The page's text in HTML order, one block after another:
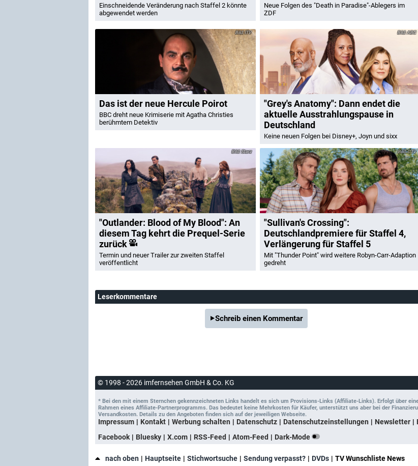
Einschneidende Veränderung nach Staffel 2 könnte
abgewendet werden
Neue Folgen des "Death in Paradise"-Ablegers im
ZDF
ITV
Das ist der neue Hercule Poirot
BBC dreht neue Krimiserie mit Agatha Christies
berühmtem Detektiv
ABC
"Grey's Anatomy": Dann endet die
aktuelle Ausstrahlungspause in
Deutschland
Keine neuen Folgen bei Disney+, Joyn und sixx
Starz
"Outlander: Blood of My Blood": An
diesem Tag kehrt die Prequel-Serie
zurück
Termin und neuer Trailer zur zweiten Staffel
veröffentlicht
CTV
"Sullivan's Crossing":
Deutschlandpremiere für Staffel 4,
Verlängerung für Staffel 5
Mit "Thunder Point" wird weitere Robyn-Carr-Adaption
gedreht
Leserkommentare
Schreib einen Kommentar
© 1998 - 2026 imfernsehen GmbH & Co. KG
* Bei den mit einem Sternchen gekennzeichneten Links handelt es sich um Provisions-Links (Affiliate-Links). Erfolgt über
Rahmen eines Affiliate-Partnerprogramms. Das bedeutet keine Mehrkosten für Käufer, unterstützt uns aber bei der
Versandkosten. Details zu den Angeboten finden sich auf der jeweiligen Webseite.
Impressum Kontakt Werbung schalten Datenschutz Datenschutzeinstellungen Newsletter
Facebook
Bluesky X.com RSS-Feed Atom-Feed Dark-Mode
nach oben Hauptseite Stichwortsuche Sendung verpasst? DVDs TV Wunschliste News